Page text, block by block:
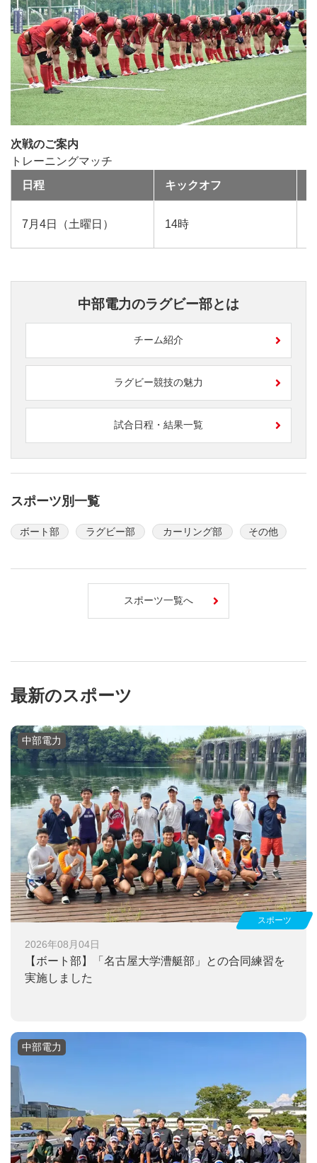
次戦のご案内
トレーニングマッチ
日程
キックオフ
7月4日（土曜日） 14時
中部電力のラグビー部とは
チーム紹介
ラグビー競技の魅力
試合日程・結果一覧
スポーツ別一覧
ボート部 ラグビー部 カーリング部 その他
スポーツ一覧へ
最新のスポーツ
2026年08月04日
【ボート部】
「名古屋大学漕艇部」との合同練習を
実施しました
スポーツ
中部電力
中部電力